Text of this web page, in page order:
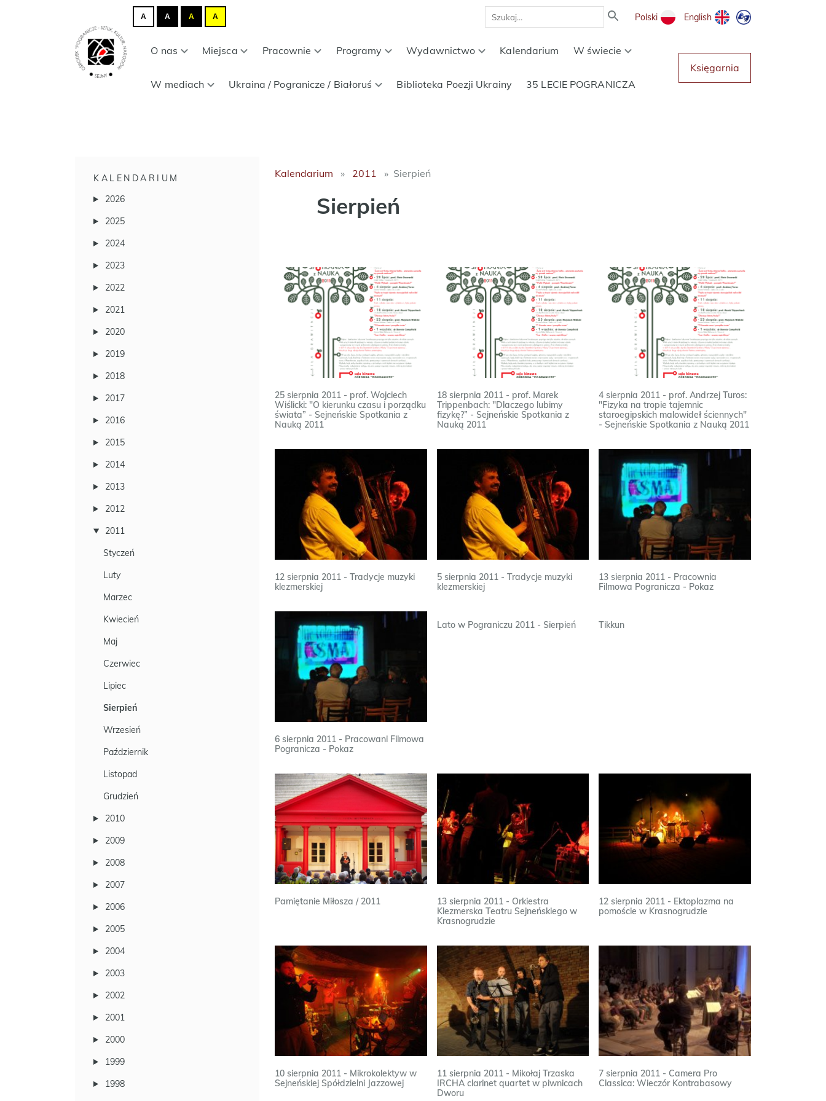
A A A A Polski English
O nas Miejsca Pracownie Programy Wydawnictwo Kalendarium W świecie
W mediach Ukraina / Pogranicze / Białoruś Biblioteka Poezji Ukrainy 35 LECIE POGRANICZA
Księgarnia
KALENDARIUM
2026
2025
2024
2023
2022
2021
2020
2019
2018
2017
2016
2015
2014
2013
2012
2011
Styczeń
Luty
Marzec
Kwiecień
Maj
Czerwiec
Lipiec
Sierpień
Wrzesień
Październik
Listopad
Grudzień
2010
2009
2008
2007
2006
2005
2004
2003
2002
2001
2000
1999
1998
Kalendarium 2011 Sierpień
Sierpień
25 sierpnia 2011 - prof. Wojciech
Wiślicki: "O kierunku czasu i porządku
świata” - Sejneńskie Spotkania z
Nauką 2011
18 sierpnia 2011 - prof. Marek
Trippenbach: "Dlaczego lubimy
ﬁzykę?” - Sejneńskie Spotkania z
Nauką 2011
4 sierpnia 2011 - prof. Andrzej Turos:
"Fizyka na tropie tajemnic
staroegipskich malowideł ściennych"
- Sejneńskie Spotkania z Nauką 2011
12 sierpnia 2011 - Tradycje muzyki
klezmerskiej
5 sierpnia 2011 - Tradycje muzyki
klezmerskiej
13 sierpnia 2011 - Pracownia
Filmowa Pogranicza - Pokaz
6 sierpnia 2011 - Pracowani Filmowa
Pogranicza - Pokaz
Lato w Pograniczu 2011 - Sierpień Tikkun
Pamiętanie Miłosza / 2011
13 sierpnia 2011 - Orkiestra
Klezmerska Teatru Sejneńskiego w
Krasnogrudzie
12 sierpnia 2011 - Ektoplazma na
pomoście w Krasnogrudzie
10 sierpnia 2011 - Mikrokolektyw w
Sejneńskiej Spółdzielni Jazzowej
11 sierpnia 2011 - Mikołaj Trzaska
IRCHA clarinet quartet w piwnicach
Dworu
7 sierpnia 2011 - Camera Pro
Classica: Wieczór Kontrabasowy